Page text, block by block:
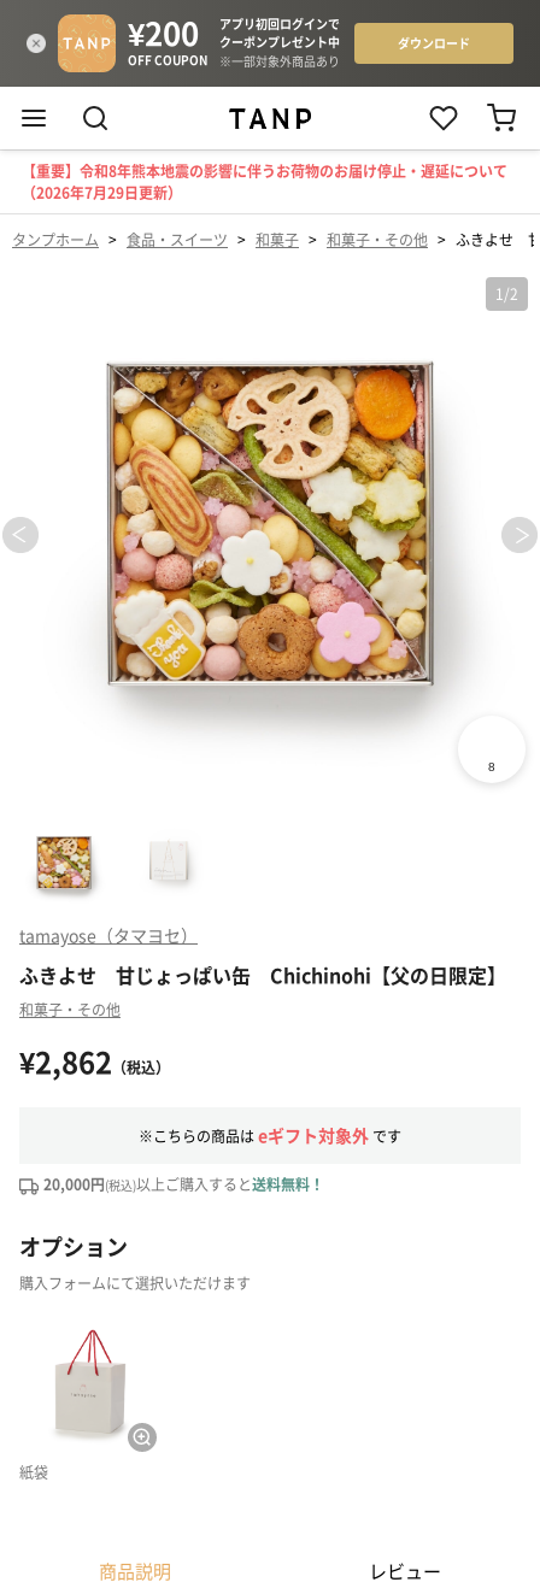
【重要】令和8年熊本地震の影響に伴うお荷物のお届け停止・遅延について
（2026年7月29日更新）
タンプホーム > 食品・スイーツ > 和菓子 > 和菓子・その他 > ふきよせ
1 /2
tamayose（タマヨセ）
ふきよせ 甘じょっぱい缶 Chichinohi【父の日限定】
和菓子・その他
¥2,862 （税込）
※こちらの商品はeギフト対象外 です
20,000円(税込)以上ご購入すると送料無料！
オプション
購入フォームにて選択いただけます
紙袋
商品説明 レビュー